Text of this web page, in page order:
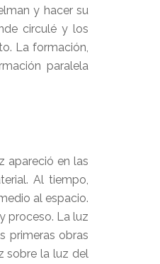
y hacer su
circulé y los
La formación,
paralela
apareció en las
Al tiempo,
al espacio.
proceso. La luz
primeras obras
sobre la luz del